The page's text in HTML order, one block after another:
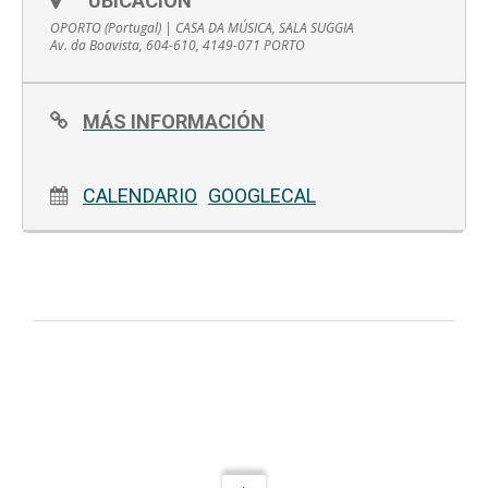
OPORTO (Portugal) | CASA DA MÚSICA, SALA SUGGIA
Av. da Boavista, 604-610, 4149-071 PORTO
MÁS INFORMACIÓN
CALENDARIO GOOGLECAL